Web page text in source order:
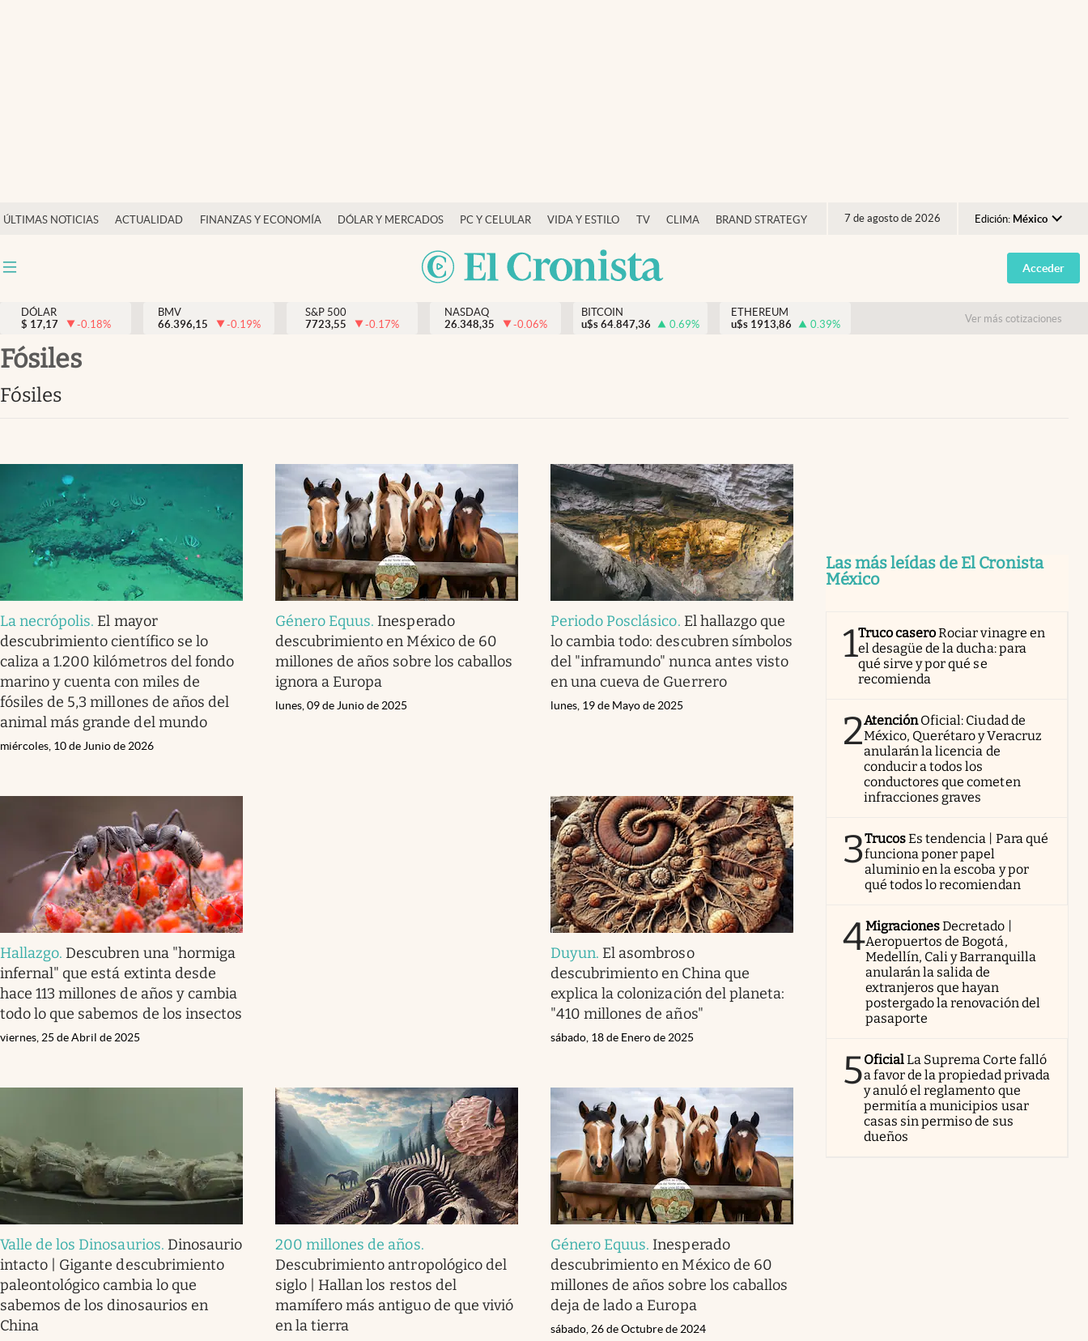
ÚLTIMAS NOTICIAS ACTUALIDAD FINANZAS Y ECONOMÍA DÓLAR Y MERCADOS PC Y CELULAR VIDA Y ESTILO TV CLIMA BRAND STRATEGY 7 de agosto de 2026 Edición: México
Argentina
España
USA
Opinión
Vida y estilo
Clima
Espiritualidad
abre en nueva pestaña
Acceder
DÓLAR
$ 17,17 -0.18%
BMV
66.396,15
-0.19%
S&P 500
7723,55
-0.17%
NASDAQ
26.348,35
-0.06%
BITCOIN
u$s 64.847,36 0.69%
ETHEREUM
u$s 1913,86 0.39% Ver más cotizaciones
fósiles
fósiles
La necrópolis. El mayor
descubrimiento científico se lo
caliza a 1.200 kilómetros del fondo
marino y cuenta con miles de
fósiles de 5,3 millones de años del
animal más grande del mundo
miércoles, 10 de Junio de 2026
Género Equus. Inesperado
descubrimiento en México de 60
millones de años sobre los caballos
ignora a Europa
lunes, 09 de Junio de 2025
Periodo Posclásico. El hallazgo que
lo cambia todo: descubren símbolos
del "inframundo" nunca antes visto
en una cueva de Guerrero
lunes, 19 de Mayo de 2025
Hallazgo. Descubren una "hormiga
infernal" que está extinta desde
hace 113 millones de años y cambia
todo lo que sabemos de los insectos
viernes, 25 de Abril de 2025
Duyun. El asombroso
descubrimiento en China que
explica la colonización del planeta:
"410 millones de años"
sábado, 18 de Enero de 2025
Valle de los Dinosaurios. Dinosaurio
intacto | Gigante descubrimiento
paleontológico cambia lo que
sabemos de los dinosaurios en
China
200 millones de años.
Descubrimiento antropológico del
siglo | Hallan los restos del
mamífero más antiguo de que vivió
en la tierra
Género Equus. Inesperado
descubrimiento en México de 60
millones de años sobre los caballos
deja de lado a Europa
sábado, 26 de Octubre de 2024
Las más leídas de El Cronista
México
1Truco caseroRociar vinagre en
el desagüe de la ducha: para
qué sirve y por qué se
recomienda
2AtenciónOficial: Ciudad de
México, Querétaro y Veracruz
anularán la licencia de
conducir a todos los
conductores que cometen
infracciones graves
3TrucosEs tendencia | Para qué
funciona poner papel
aluminio en la escoba y por
qué todos lo recomiendan
4MigracionesDecretado |
Aeropuertos de Bogotá,
Medellín, Cali y Barranquilla
anularán la salida de
extranjeros que hayan
postergado la renovación del
pasaporte
5OficialLa Suprema Corte falló
a favor de la propiedad privada
y anuló el reglamento que
permitía a municipios usar
casas sin permiso de sus
dueños